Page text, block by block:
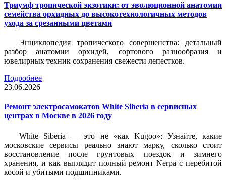
Триумф тропической экзотики: от эволюционной анатомии
семейства орхидных до высокотехнологичных методов
ухода за срезанными цветами
Энциклопедия тропического совершенства: детальный
разбор анатомии орхидей, сортового разнообразия и
ювелирных техник сохранения свежести лепестков.
Подробнее
23.06.2026
Ремонт электросамокатов White Siberia в сервисных
центрах в Москве в 2026 году
White Siberia — это не «как Kugoo»: Узнайте, какие
московские сервисы реально знают марку, сколько стоит
восстановление после грунтовых поездок и зимнего
хранения, и как выглядит полный ремонт Nerpa с перебитой
косой и убитыми подшипниками.